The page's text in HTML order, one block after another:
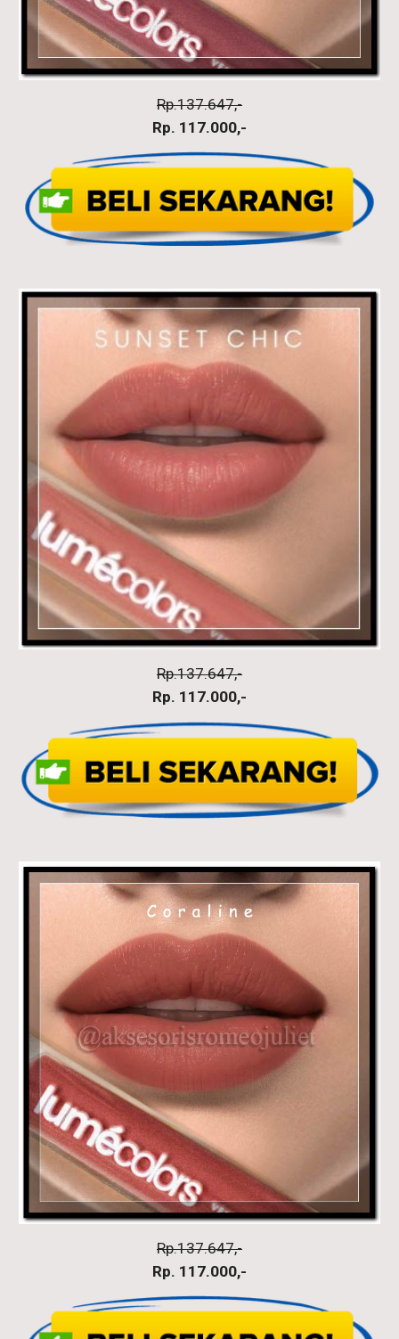
Rp.137.647,-
Rp. 117.000,-
Rp.137.647,-
Rp. 117.000,-
Rp.137.647,-
Rp. 117.000,-